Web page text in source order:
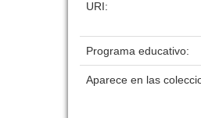
URI:
Programa educativo:
Aparece en las